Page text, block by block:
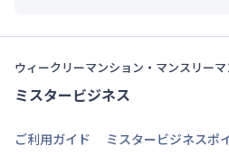
ウィークリーマンション・マンスリー
ミスタービジネス
ご利用ガイド
ミスタービジネスポ